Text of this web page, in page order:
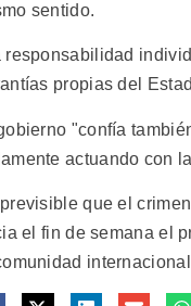
sentido.
responsabilidad
propias del
"confía
actuando con
que el
el fin de semana el